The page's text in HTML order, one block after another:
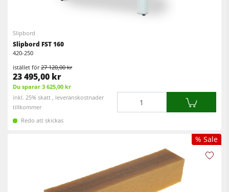
Slipbord
Slipbord FST 160
420-250
istället för27 120,00 kr
23 495,00 kr
Du sparar 3 625,00 kr
inkl. 25% skatt , leveranskostnader
tillkommer
Redo att skickas
% Sale